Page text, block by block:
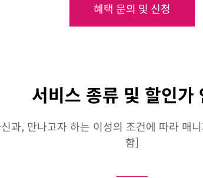
혜택 문의 및 신청
서비스 종류 및 할인가
과, 만나고자 하는 이성의 조건에 따라 매
함]